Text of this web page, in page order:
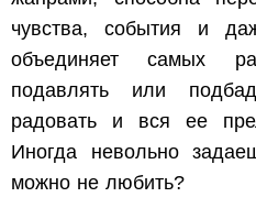
чувства, события и
объединяет самых
подавлять или
радовать и вся ее
Иногда невольно
можно не любить?